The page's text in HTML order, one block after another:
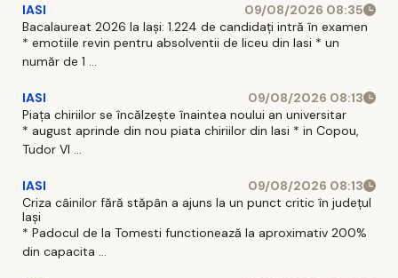
IASI
09/08/2026 08:35
Bacalaureat 2026 la Iași: 1.224 de candidați intră în examen
* emotiile revin pentru absolventii de liceu din Iasi * un
număr de 1 ...
IASI
09/08/2026 08:13
Piața chiriilor se încălzește înaintea noului an universitar
* august aprinde din nou piata chiriilor din Iasi * in Copou,
Tudor Vl ...
IASI
09/08/2026 08:13
Criza câinilor fără stăpân a ajuns la un punct critic în județul
Iași
* Padocul de la Tomesti functionează la aproximativ 200%
din capacita ...